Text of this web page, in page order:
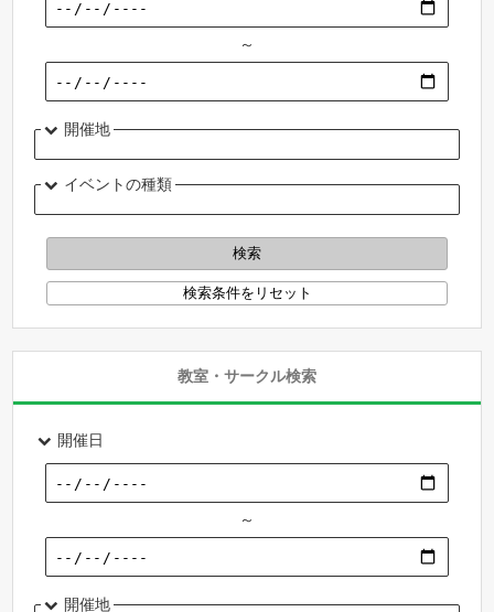
～
開催地
イベントの種類
教室・サークル検索
開催日
～
開催地